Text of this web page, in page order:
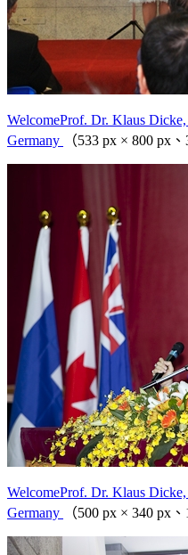
WelcomeProf. Dr. Klaus
Germany
（533 px × 800 px
WelcomeProf. Dr. Klaus
Germany
（500 px × 340 px